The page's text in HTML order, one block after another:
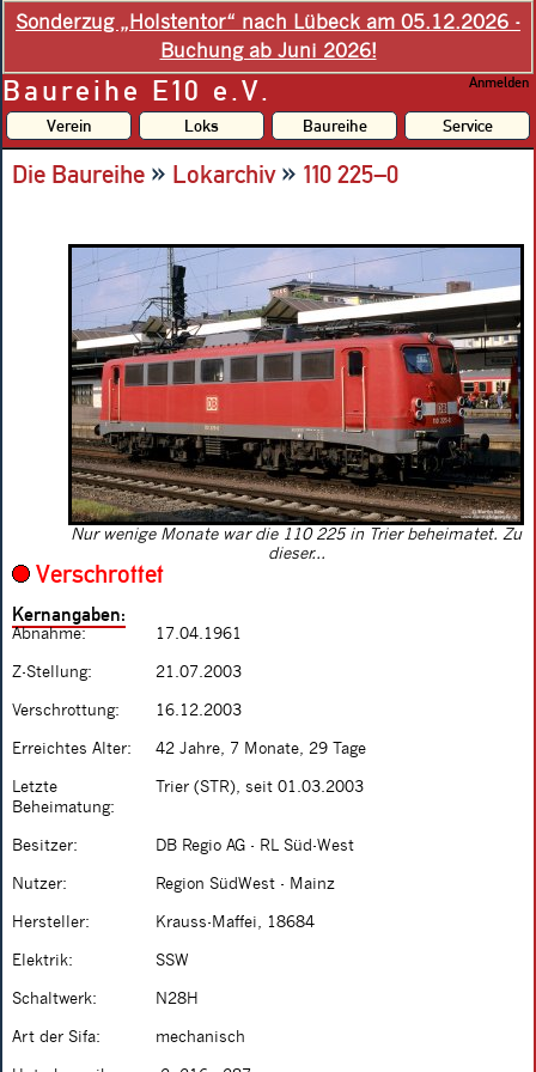
Sonderzug „Holstentor“ nach Lübeck am 05.12.2026 -
Buchung ab Juni 2026!
Baureihe E10 e.V. Anmelden
Verein Loks Baureihe Service
Die Baureihe » Lokarchiv» 110 225–0
Nur wenige Monate war die 110 225 in Trier beheimatet. Zu
dieser...
Verschrottet
Kernangaben:
Abnahme: 17.04.1961
Z-Stellung: 21.07.2003
Verschrottung: 16.12.2003
Erreichtes Alter: 42 Jahre, 7 Monate, 29 Tage
Letzte
Beheimatung:
Trier (STR), seit 01.03.2003
Besitzer: DB Regio AG - RL Süd-West
Nutzer: Region SüdWest - Mainz
Hersteller: Krauss-Maffei, 18684
Elektrik: SSW
Schaltwerk: N28H
Art der Sifa: mechanisch